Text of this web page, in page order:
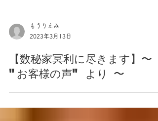
もうりえみ
2023年3月13日
【数秘家冥利に尽きます】〜
"お客様の声" より 〜